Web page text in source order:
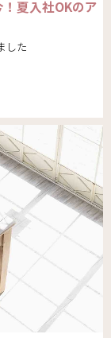
夏入社OKのア
した